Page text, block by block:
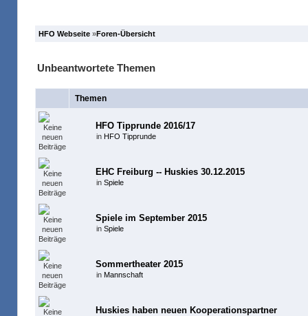
HFO Webseite »Foren-Übersicht
Unbeantwortete Themen
Themen
HFO Tipprunde 2016/17
in HFO Tipprunde
EHC Freiburg -- Huskies 30.12.2015
in Spiele
Spiele im September 2015
in Spiele
Sommertheater 2015
in Mannschaft
Huskies haben neuen Kooperationspartner